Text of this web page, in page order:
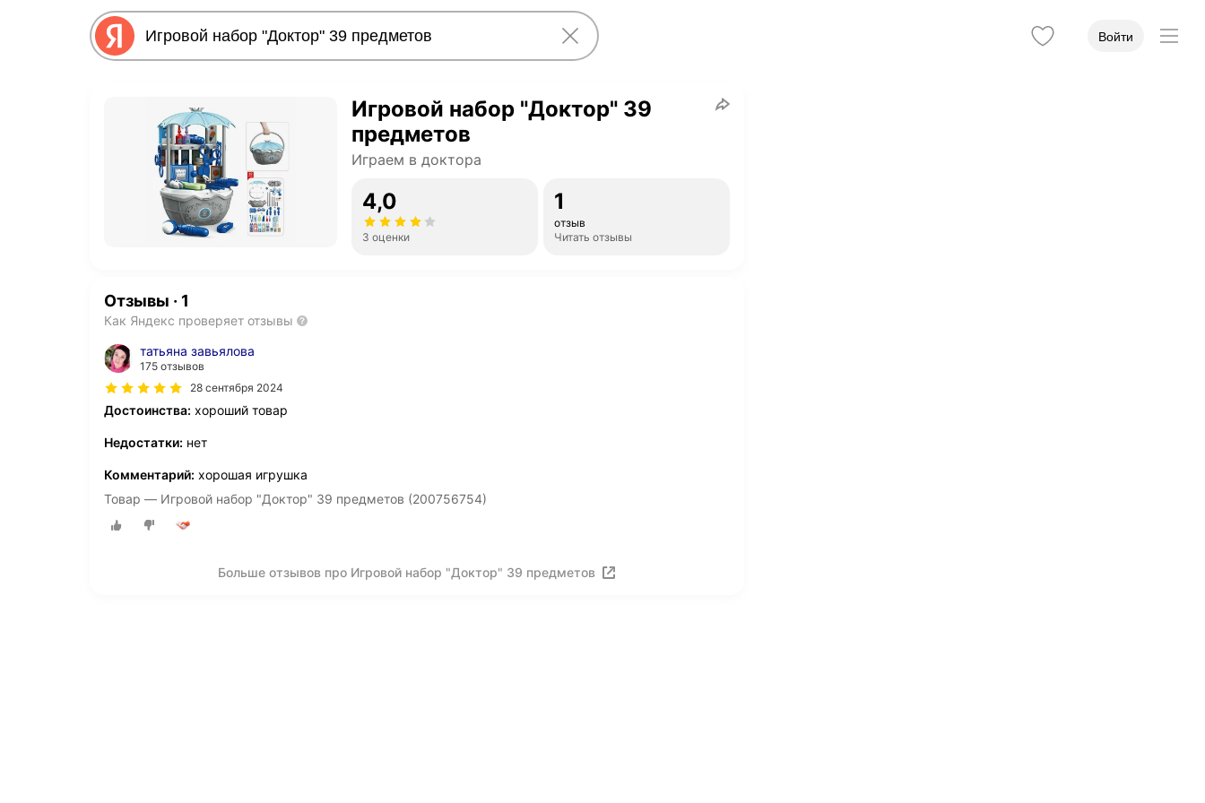
Войти
Игровой набор "Доктор" 39
предметов
Играем в доктора
4,0
3 оценки
1
отзыв
Читать отзывы
Отзывы · 1
Как Яндекс проверяет отзывы
татьяна завьялова
175 отзывов
28 сентября 2024
Достоинства: хороший товар
Недостатки: нет
Комментарий: хорошая игрушка
Товар — Игровой набор "Доктор" 39 предметов (200756754)
Больше отзывов про Игровой набор "Доктор" 39 предметов